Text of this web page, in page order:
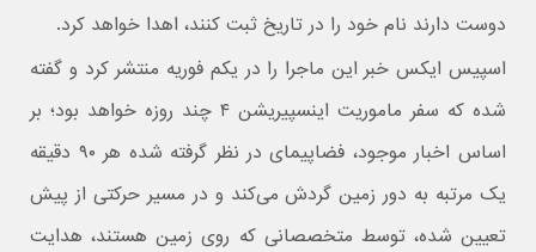
دوست دارند نام خود را در تاریخ ثبت کنند، اهدا خواهد کرد.
اسپیس ایکس خبر این ماجرا را در یکم فوریه منتشر کرد و گفته
شده که سفر ماموریت اینسپیریشن ۴ چند روزه خواهد بود؛ بر
اساس اخبار موجود، فضاپیمای در نظر گرفته شده هر ۹۰ دقیقه
یک مرتبه به دور زمین گردش می‌کند و در مسیر حرکتی از پیش
تعیین شده، توسط متخصصانی که روی زمین هستند، هدایت